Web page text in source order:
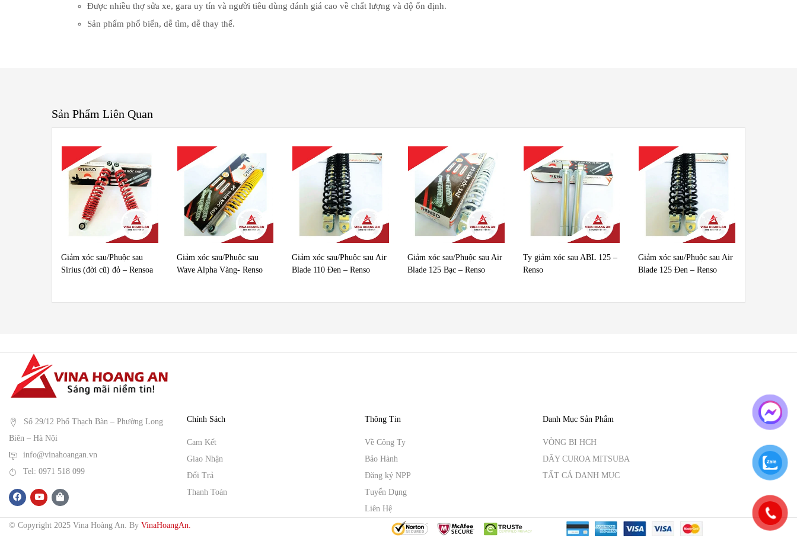
Được nhiều thợ sửa xe, gara uy tín và người tiêu dùng đánh giá cao về chất lượng và độ ổn định.
Sản phẩm phổ biến, dễ tìm, dễ thay thế.
Sản Phẩm Liên Quan
Giảm xóc sau/Phuộc sau
Sirius (đời cũ) đỏ – Rensoa
Giảm xóc sau/Phuộc sau
Wave Alpha Vàng- Renso
Giảm xóc sau/Phuộc sau Air
Blade 110 Đen – Renso
Giảm xóc sau/Phuộc sau Air
Blade 125 Bạc – Renso
Ty giảm xóc sau ABL 125 –
Renso
Giảm xóc sau/Phuộc sau Air
Blade 125 Đen – Renso
Số 29/12 Phố Thạch Bàn – Phường Long
Biên – Hà Nội
info@vinahoangan.vn
Tel: 0971 518 099
Chính Sách
Cam Kết
Giao Nhận
Đổi Trả
Thanh Toán
Thông Tin
Về Công Ty
Bảo Hành
Đăng ký NPP
Tuyển Dụng
Liên Hệ
Danh Mục Sản Phẩm
VÒNG BI HCH
DÂY CUROA MITSUBA
TẤT CẢ DANH MỤC
© Copyright 2025 Vina Hoàng An. By VinaHoangAn.